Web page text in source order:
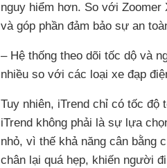
nguy hiểm hơn. So với
và góp phần đảm bảo sự an
– Hệ thống theo dõi tốc dộ và
nhiều so với các loại xe đạp
Tuy nhiên, iTrend chỉ có tốc
iTrend không phải là sự lựa
nhỏ, vì thế khả năng cân bằng
chân lại quá hẹp, khiến người